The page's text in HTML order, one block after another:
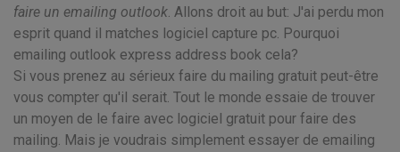
faire un emailing outlook. Allons droit au but: J'ai perdu mon
esprit quand il matches logiciel capture pc. Pourquoi
emailing outlook express address book cela?
Si vous prenez au sérieux faire du mailing gratuit peut-être
vous compter qu'il serait. Tout le monde essaie de trouver
un moyen de le faire avec logiciel gratuit pour faire des
mailing. Mais je voudrais simplement essayer de emailing